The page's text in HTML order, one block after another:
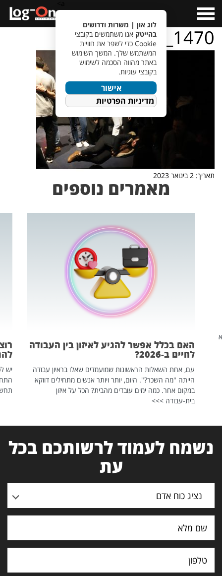
Menu
IMG_1470
תאריך: 2 בינואר 2023
מאמרים נוספים
האם בכלל אפשר להגיע לאיזון בין העבודה
לחיים ב-2026?
עם, אחת השאלות הראשונות שמועמדים שאלו בראיון עבודה
הייתה "מה השכר?". היום, יותר ויותר אנשים מתחילים דווקא
במקום אחר. כמה ימים עובדים מהבית? הכל על איזון
בית-עבודה >>>
יש
נשמח לעמוד לרשותכם בכל
עת
נציג כוח אדם
לוג און | משרות ודרושים
בהייטק אנו משתמשים בקובצי
Cookie כדי לשפר את חוויית
המשתמש שלך. המשך השימוש
באתר מהווה הסכמה לשימוש
בקובצי עוגיות.
אישור
מדיניות הפרטיות